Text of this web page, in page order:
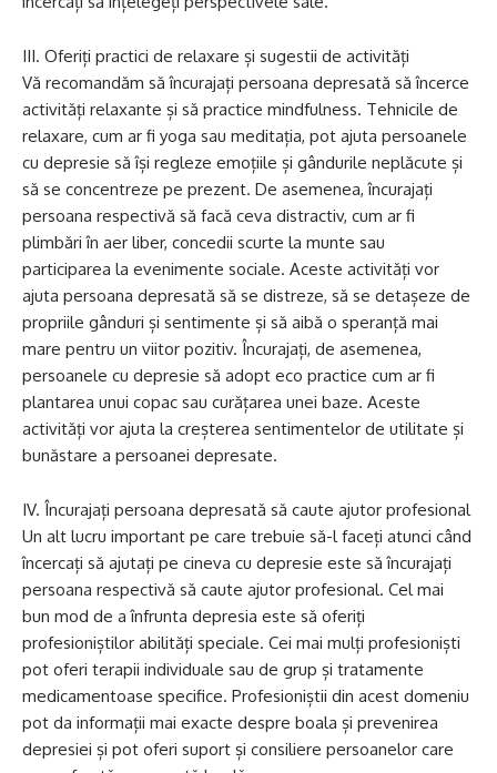
III. Oferiți practici de relaxare și sugestii de activități
Vă recomandăm să încurajați persoana depresată să încerce
activități relaxante și să practice mindfulness. Tehnicile de
relaxare, cum ar fi yoga sau meditația, pot ajuta persoanele
cu depresie să își regleze emoțiile și gândurile neplăcute și
să se concentreze pe prezent. De asemenea, încurajați
persoana respectivă să facă ceva distractiv, cum ar fi
plimbări în aer liber, concedii scurte la munte sau
participarea la evenimente sociale. Aceste activități vor
ajuta persoana depresată să se distreze, să se detașeze de
propriile gânduri și sentimente și să aibă o speranță mai
mare pentru un viitor pozitiv. Încurajați, de asemenea,
persoanele cu depresie să adopt eco practice cum ar fi
plantarea unui copac sau curățarea unei baze. Aceste
activități vor ajuta la creșterea sentimentelor de utilitate și
bunăstare a persoanei depresate.
IV. Încurajați persoana depresată să caute ajutor profesional
Un alt lucru important pe care trebuie să-l faceți atunci când
încercați să ajutați pe cineva cu depresie este să încurajați
persoana respectivă să caute ajutor profesional. Cel mai
bun mod de a înfrunta depresia este să oferiți
profesioniștilor abilități speciale. Cei mai mulți profesioniști
pot oferi terapii individuale sau de grup și tratamente
medicamentoase specifice. Profesioniștii din acest domeniu
pot da informații mai exacte despre boala și prevenirea
depresiei și pot oferi suport și consiliere persoanelor care